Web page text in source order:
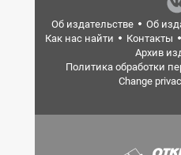
Об издательстве Об
Как нас найти
Контакты
Архив
Политика обработки
Change